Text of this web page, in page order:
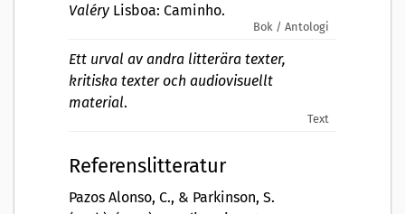
Valéry Lisboa: Caminho.
Bok / Antologi
Ett urval av andra litterära texter,
kritiska texter och audiovisuellt
material.
Text
Referenslitteratur
Pazos Alonso, C., & Parkinson, S.